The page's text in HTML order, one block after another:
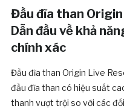
Đầu đĩa than
Dẫn đầu về khả
chính xác
Đầu đĩa than Origin Live
đầu đĩa than có hiệu suất
thanh vượt trội so với các